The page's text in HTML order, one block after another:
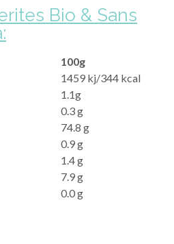
Bio & Sans
100g
1459 kj/344 kcal
1.1g
0.3 g
74.8 g
0.9 g
1.4 g
7.9 g
0.0 g